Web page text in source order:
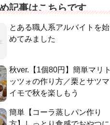
記事はこちらです
とある職人系アルバイトを始
めてみました
秋ver.【1個80円】簡単マリト
ッツォの作り方／栗とサツマ
イモで秋を楽しもう
簡単【コーラ蒸しパン作り